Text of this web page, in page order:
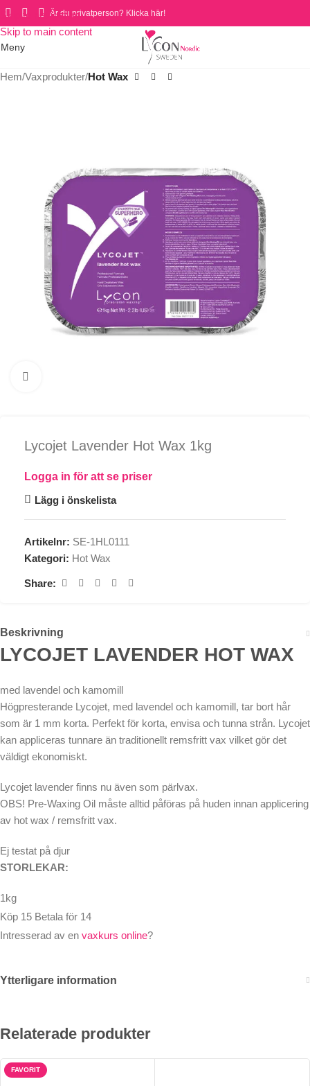
Skip to navigation
Skip to main content
Är du privatperson? Klicka här!
Meny
Hem Vaxprodukter Hot Wax
Lycojet Lavender Hot Wax 1kg
Logga in för att se priser
Lägg i önskelista
Artikelnr: SE-1HL0111
Kategori: Hot Wax
Share:
Beskrivning
LYCOJET LAVENDER HOT WAX
med lavendel och kamomill
Högpresterande Lycojet, med lavendel och kamomill, tar bort hår
som är 1 mm korta. Perfekt för korta, envisa och tunna strån. Lycojet
kan appliceras tunnare än traditionellt remsfritt vax vilket gör det
väldigt ekonomiskt.
Lycojet lavender finns nu även som pärlvax.
OBS! Pre-Waxing Oil måste alltid påföras på huden innan applicering
av hot wax / remsfritt vax.
Ej testat på djur
STORLEKAR:
1kg
Köp 15 Betala för 14
Intresserad av en vaxkurs online?
Ytterligare information
Relaterade produkter
FAVORIT